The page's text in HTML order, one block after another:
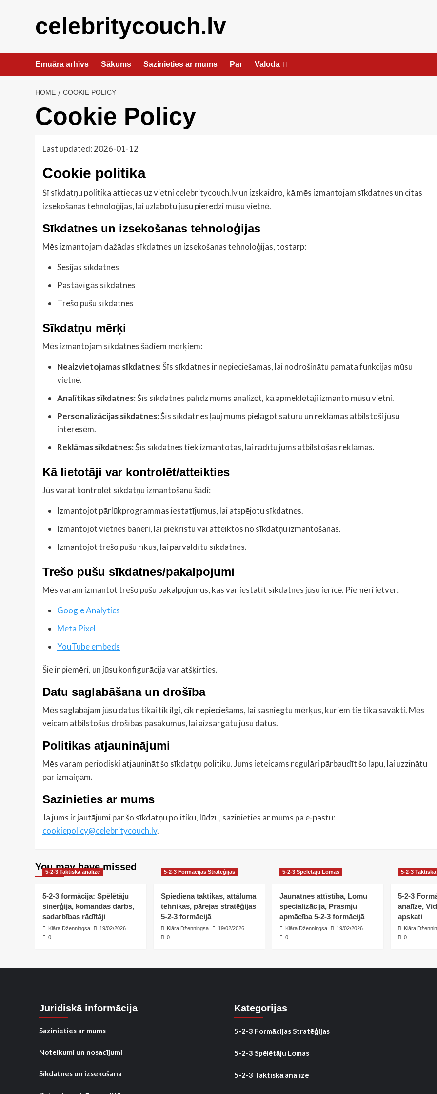
celebritycouch.lv
Emuāra arhīvs Sākums Sazinieties ar mums Par Valoda
HOME COOKIE POLICY
Cookie Policy
Last updated: 2026-01-12
Cookie politika
Šī sīkdatņu politika attiecas uz vietni celebritycouch.lv un izskaidro, kā mēs izmantojam sīkdatnes un citas
izsekošanas tehnoloģijas, lai uzlabotu jūsu pieredzi mūsu vietnē.
Sīkdatnes un izsekošanas tehnoloģijas
Mēs izmantojam dažādas sīkdatnes un izsekošanas tehnoloģijas, tostarp:
Sesijas sīkdatnes
Pastāvīgās sīkdatnes
Trešo pušu sīkdatnes
Sīkdatņu mērķi
Mēs izmantojam sīkdatnes šādiem mērķiem:
Neaizvietojamas sīkdatnes:Šīs sīkdatnes ir nepieciešamas, lai nodrošinātu pamata funkcijas mūsu
vietnē.
Analītikas sīkdatnes:Šīs sīkdatnes palīdz mums analizēt, kā apmeklētāji izmanto mūsu vietni.
Personalizācijas sīkdatnes:Šīs sīkdatnes ļauj mums pielāgot saturu un reklāmas atbilstoši jūsu
interesēm.
Reklāmas sīkdatnes:Šīs sīkdatnes tiek izmantotas, lai rādītu jums atbilstošas reklāmas.
Kā lietotāji var kontrolēt/atteikties
Jūs varat kontrolēt sīkdatņu izmantošanu šādi:
Izmantojot pārlūkprogrammas iestatījumus, lai atspējotu sīkdatnes.
Izmantojot vietnes baneri, lai piekristu vai atteiktos no sīkdatņu izmantošanas.
Izmantojot trešo pušu rīkus, lai pārvaldītu sīkdatnes.
Trešo pušu sīkdatnes/pakalpojumi
Mēs varam izmantot trešo pušu pakalpojumus, kas var iestatīt sīkdatnes jūsu ierīcē. Piemēri ietver:
Google Analytics
Meta Pixel
YouTube embeds
Šie ir piemēri, un jūsu konfigurācija var atšķirties.
Datu saglabāšana un drošība
Mēs saglabājam jūsu datus tikai tik ilgi, cik nepieciešams, lai sasniegtu mērķus, kuriem tie tika savākti. Mēs
veicam atbilstošus drošības pasākumus, lai aizsargātu jūsu datus.
Politikas atjauninājumi
Mēs varam periodiski atjaunināt šo sīkdatņu politiku. Jums ieteicams regulāri pārbaudīt šo lapu, lai uzzinātu
par izmaiņām.
Sazinieties ar mums
Ja jums ir jautājumi par šo sīkdatņu politiku, lūdzu, sazinieties ar mums pa e-pastu:
cookiepolicy@celebritycouch.lv.
You may have missed
5-2-3 Taktiskā analīze
5-2-3 formācija: Spēlētāju
sinerģija, komandas darbs,
sadarbības rādītāji
Klāra Dženningsa
19/02/2026
0
5-2-3 Formācijas Stratēģijas
Spiediena taktikas, attāluma
tehnikas, pārejas stratēģijas
5-2-3 formācijā
Klāra Dženningsa
19/02/2026
0
5-2-3 Spēlētāju Lomas
Jaunatnes attīstība, Lomu
specializācija, Prasmju
apmācība 5-2-3 formācijā
Klāra Dženningsa
19/02/2026
0
5-2-3
5-2-3
analīze,
apskati
Klāra
0
Juridiskā informācija
Sazinieties ar mums
Noteikumi un nosacījumi
Sīkdatnes un izsekošana
Kategorijas
5-2-3 Formācijas Stratēģijas
5-2-3 Spēlētāju Lomas
5-2-3 Taktiskā analīze